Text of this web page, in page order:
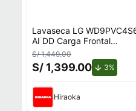
Lavaseca LG
AI DD Carga Frontal
9kg/5kg
S/ 1,449.00
S/ 1,399.00 3% de
Hiraoka